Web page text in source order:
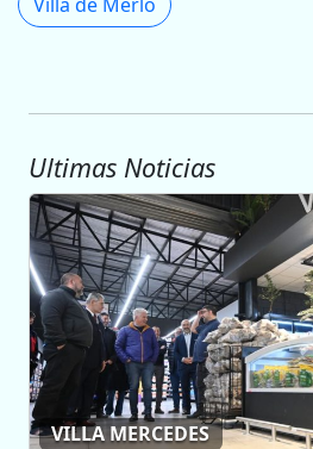
Ultimas Noticias
VILLA MERCEDES